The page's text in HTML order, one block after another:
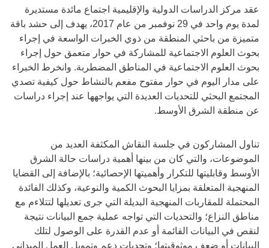
عقد مركز الدراسات الدولية والإقليمية اجتماع مائدة مستديرة
لمدة يوم واحد في 29 نوفمبر من عام 2017، يهدف إلى حشد باقة
متميزة من باحثي المنطقة من ذوي الخبرات الواسعة في إجراء
بحوث العلوم الاجتماعية للمشاركة في حوار متعمق حول إجراء
بحوث العلوم الاجتماعية في المناطق المضطربة. وانخرط الخبراء
على مدار اليوم في حوار مفتوح مفعم بالنشاط حول كيفية تصدي
المجتمع البحثي للتحديات العديدة التي يواجهها عند إجراء دراسات
عن منطقة الشرق الأوسط.
تناول المشاركون في جلسة النقاش المكثفة العديد من
الموضوعات، والتي كان من بينها أهمية دراسات حالة الشرق
الأوسط وقابليتها للتكرار وأهميتها الإحصائية؛ بالإضافة إلى القضايا
المنهجية المتعلقة بمزايا البحوث الكمية والنوعية، وكذلك الفائدة
المحتملة للمقاربات المنهجية البديلة التي جرى تعديلها لتتلاءم مع
مناطق النزاع؛ والتحديات التي تواجه عملية جمع البيانات نتيجة
لنقص في البيانات القائمة أو عدم القدرة على الوصول لتلك
البيانات أو ضعف موثوقيتها؛ وتحديات دعم وتمويل العمل الميداني